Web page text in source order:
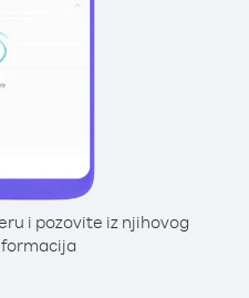
i pozovite iz njihovog